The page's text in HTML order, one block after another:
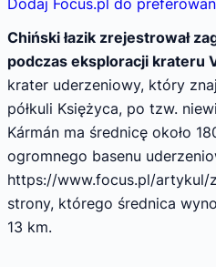
Dodaj Focus.pl do
Chiński łazik zrejestrował
podczas eksploracji krateru
krater uderzeniowy, który
półkuli Księżyca, po tzw.
Kármán ma średnicę około
ogromnego basenu
https://www.focus.pl/
strony, którego średnica
13 km.